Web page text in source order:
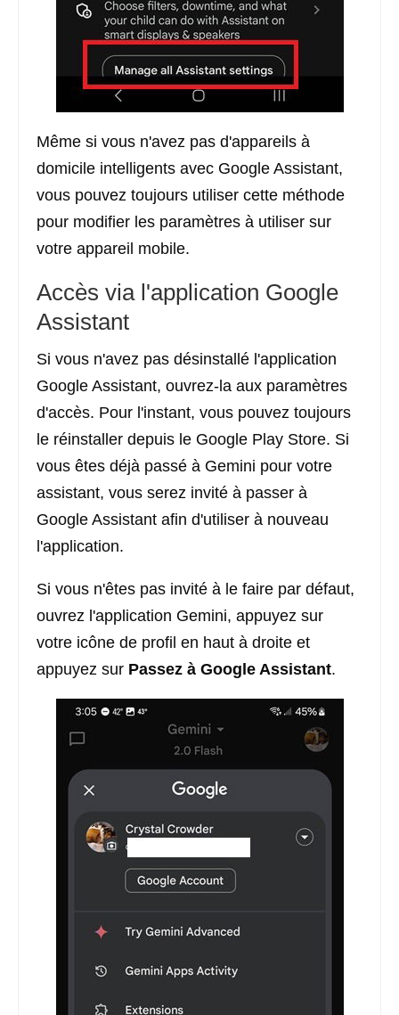
Même si vous n'avez pas d'appareils à
domicile intelligents avec Google Assistant,
vous pouvez toujours utiliser cette méthode
pour modifier les paramètres à utiliser sur
votre appareil mobile.
Accès via l'application Google
Assistant
Si vous n'avez pas désinstallé l'application
Google Assistant, ouvrez-la aux paramètres
d'accès. Pour l'instant, vous pouvez toujours
le réinstaller depuis le Google Play Store. Si
vous êtes déjà passé à Gemini pour votre
assistant, vous serez invité à passer à
Google Assistant afin d'utiliser à nouveau
l'application.
Si vous n'êtes pas invité à le faire par défaut,
ouvrez l'application Gemini, appuyez sur
votre icône de profil en haut à droite et
appuyez sur Passez à Google Assistant.